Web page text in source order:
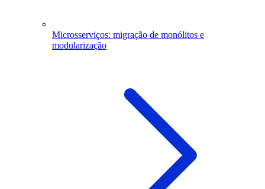
Microsserviços: migração de monólitos e
modularização